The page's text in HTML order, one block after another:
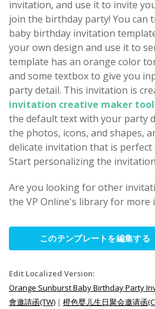
invitation, and use it to invite
join the birthday party! You can
baby birthday invitation
your own design and use it to
template has an orange color
and some textbox to give you
party detail. This invitation is
invitation creative maker tool
the default text with your party
the photos, icons, and shapes,
delicate invitation that is
Start personalizing the
Are you looking for other
the VP Online's library for more
このテンプレートを編集する
Edit Localized Version:
Orange Sunburst Baby Birthday Party
會邀請函(TW) | 橙色婴儿生日聚会邀请函